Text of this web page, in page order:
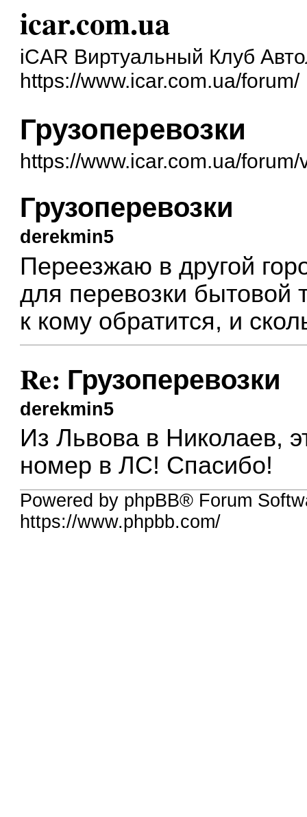
icar.com.ua
iCAR Виртуальный Клуб
https://www.icar.com.ua/forum/
Грузоперевозки
https://www.icar.com.ua/
Грузоперевозки
derekmin5
Переезжаю в другой
для перевозки бытовой
к кому обратится, и
Re: Грузоперевозки
derekmin5
Из Львова в Николаев,
номер в ЛС! Спасибо!
Powered by phpBB® Forum
https://www.phpbb.com/